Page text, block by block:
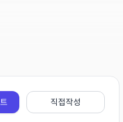
직접작성